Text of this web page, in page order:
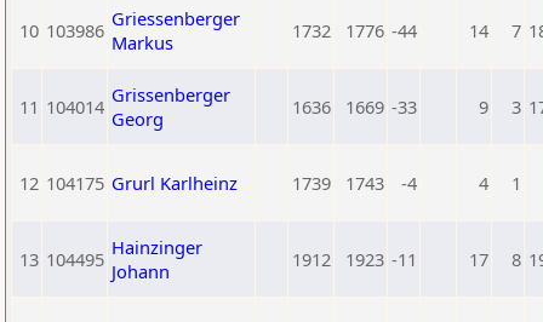
10 103986 Griessenberger
Markus
1732 1776 -44 14 7
11 104014 Grissenberger
Georg
1636 1669 -33 9 3
12 104175 Grurl Karlheinz 1739 1743 -4 4 1
13 104495 Hainzinger
Johann
1912 1923 -11 17 8